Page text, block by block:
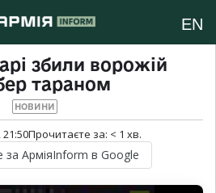
EN
збили ворожій
тараном
НОВИНИ
Прочитаєте за: < 1 хв.
за АрміяInform в Google